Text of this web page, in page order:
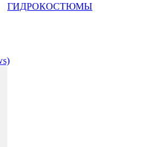
ГИДРОКОСТЮМЫ